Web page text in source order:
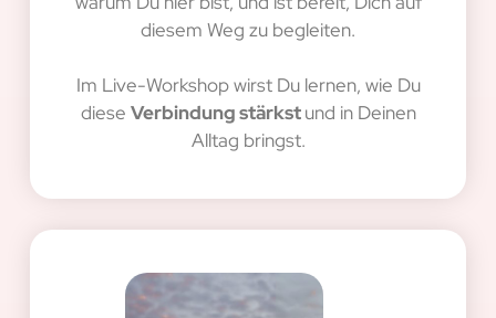
diesem Weg zu begleiten.
Im Live-Workshop wirst Du lernen, wie Du
diese Verbindung stärkstund in Deinen
Alltag bringst.